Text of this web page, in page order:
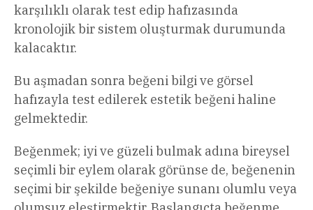
karşılıklı olarak test edip hafızasında
kronolojik bir sistem oluşturmak durumunda
kalacaktır.
Bu aşmadan sonra beğeni bilgi ve görsel
hafızayla test edilerek estetik beğeni haline
gelmektedir.
Beğenmek; iyi ve güzeli bulmak adına bireysel
seçimli bir eylem olarak görünse de, beğenenin
seçimi bir şekilde beğeniye sunanı olumlu veya